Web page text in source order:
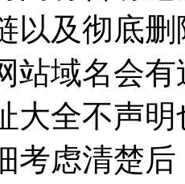
以及彻底
站域名会
大全不声
考虑清楚